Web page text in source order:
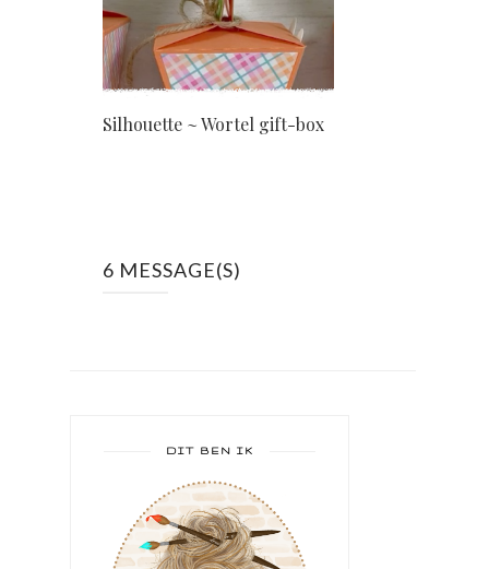
Silhouette ~ Wortel gift-box
6 MESSAGE(S)
DIT BEN IK